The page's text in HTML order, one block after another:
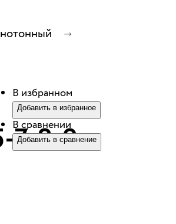
7-8-9
В избранном
Добавить в избранное
В сравнении
Добавить в сравнение